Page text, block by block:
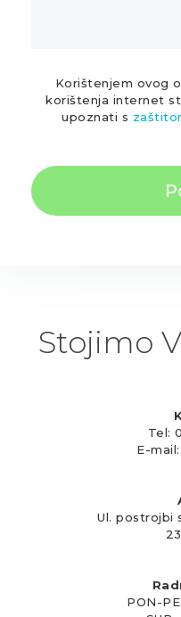
Korištenjem ovog
korištenja internet
upoznati s
Stojimo
Tel:
E-mail:
Ul. postrojbi
PON-